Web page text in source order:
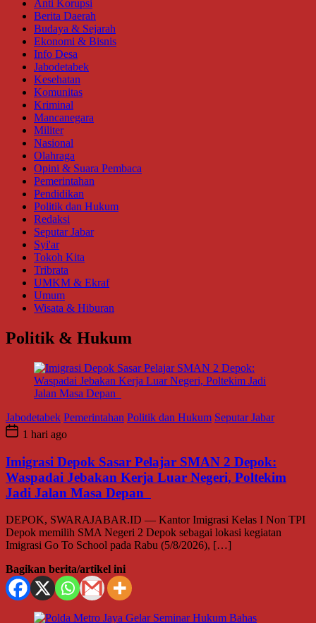
Anti Korupsi
Berita Daerah
Budaya & Sejarah
Ekonomi & Bisnis
Info Desa
Jabodetabek
Kesehatan
Komunitas
Kriminal
Mancanegara
Militer
Nasional
Olahraga
Opini & Suara Pembaca
Pemerintahan
Pendidikan
Politik dan Hukum
Redaksi
Seputar Jabar
Syi'ar
Tokoh Kita
Tribrata
UMKM & Ekraf
Umum
Wisata & Hiburan
Politik & Hukum
Jabodetabek Pemerintahan Politik dan Hukum Seputar Jabar
1 hari ago
Imigrasi Depok Sasar Pelajar SMAN 2 Depok:
Waspadai Jebakan Kerja Luar Negeri, Poltekim
Jadi Jalan Masa Depan
DEPOK, SWARAJABAR.ID — Kantor Imigrasi Kelas I Non TPI
Depok memilih SMA Negeri 2 Depok sebagai lokasi kegiatan
Imigrasi Go To School pada Rabu (5/8/2026), […]
Bagikan berita/artikel ini